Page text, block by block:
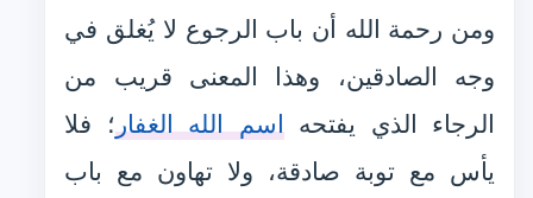
ومن رحمة الله أن باب الرجوع لا يُغلق في
وجه الصادقين، وهذا المعنى قريب من
الرجاء الذي يفتحهاسم الله الغفار؛ فلا
يأس مع توبة صادقة، ولا تهاون مع باب